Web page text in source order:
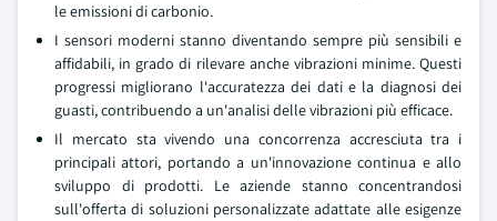
le emissioni di carbonio.
I sensori moderni stanno diventando sempre più sensibili e
affidabili, in grado di rilevare anche vibrazioni minime. Questi
progressi migliorano l'accuratezza dei dati e la diagnosi dei
guasti, contribuendo a un'analisi delle vibrazioni più efficace.
Il mercato sta vivendo una concorrenza accresciuta tra i
principali attori, portando a un'innovazione continua e allo
sviluppo di prodotti. Le aziende stanno concentrandosi
sull'offerta di soluzioni personalizzate adattate alle esigenze